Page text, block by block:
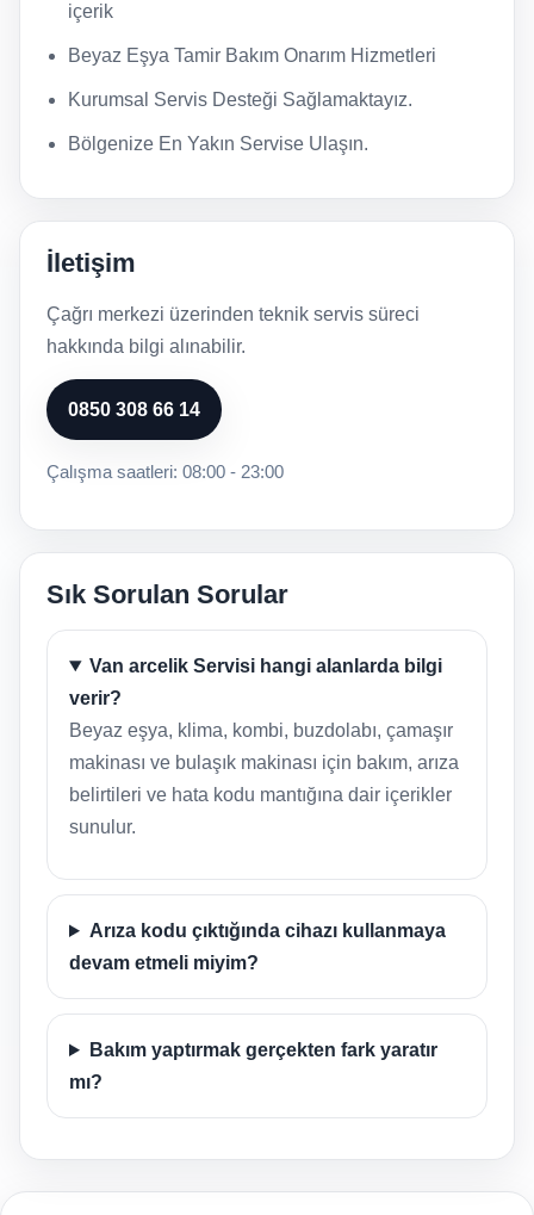
içerik
Beyaz Eşya Tamir Bakım Onarım Hizmetleri
Kurumsal Servis Desteği Sağlamaktayız.
Bölgenize En Yakın Servise Ulaşın.
İletişim
Çağrı merkezi üzerinden teknik servis süreci
hakkında bilgi alınabilir.
0850 308 66 14
Çalışma saatleri: 08:00 - 23:00
Sık Sorulan Sorular
Van arcelik Servisi hangi alanlarda bilgi
verir?
Beyaz eşya, klima, kombi, buzdolabı, çamaşır
makinası ve bulaşık makinası için bakım, arıza
belirtileri ve hata kodu mantığına dair içerikler
sunulur.
Arıza kodu çıktığında cihazı kullanmaya
devam etmeli miyim?
Bakım yaptırmak gerçekten fark yaratır
mı?